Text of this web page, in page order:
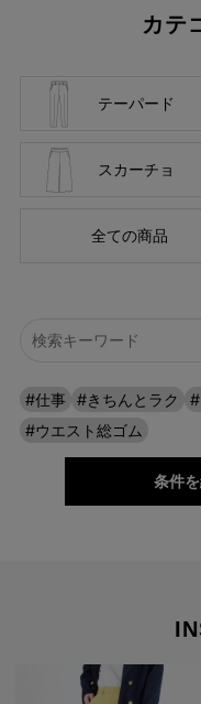
cafeからtabiま
自分に似合うものを知
日常と分けず、近所の
む旅行先でも、快適に
カテ
テーパード
スカーチョ
全ての商品
#仕事 #きちんとラク
#ウエスト総ゴム
条件